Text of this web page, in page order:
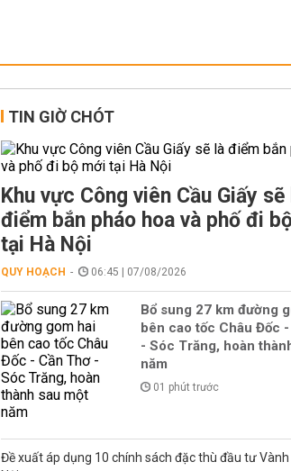
TIN GIỜ CHÓT
Khu vực Công viên Cầu Giấy sẽ
điểm bắn pháo hoa và phố đi
tại Hà Nội
QUY HOẠCH 06:45 | 07/08/2026
Bổ sung 27 km đường
bên cao tốc Châu Đốc
- Sóc Trăng, hoàn
năm
01 phút trước
Đề xuất áp dụng 10 chính sách đặc thù đầu tư Vành